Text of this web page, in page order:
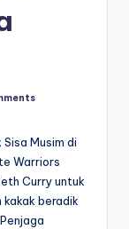
Musim di
Warriors
Curry untuk
beradik